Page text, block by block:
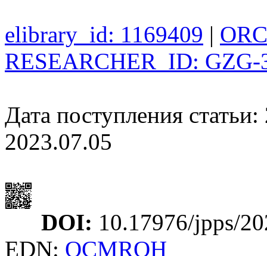
elibrary_id: 1169409 |
RESEARCHER_ID: GZG-
Дата поступления
2023.07.05
DOI: 10.17976/jpps/
EDN: OCMRQH